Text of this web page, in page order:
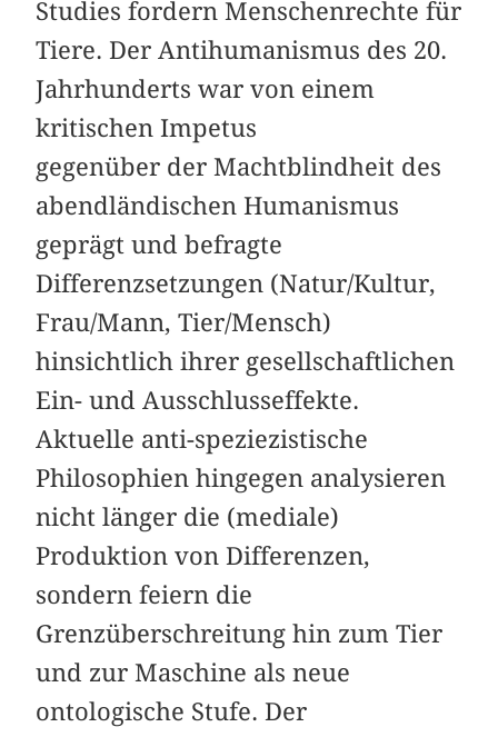
Studies fordern Menschenrechte für
Tiere. Der Antihumanismus des 20.
Jahrhunderts war von einem
kritischen Impetus
gegenüber der Machtblindheit des
abendländischen Humanismus
geprägt und befragte
Differenzsetzungen (Natur/Kultur,
Frau/Mann, Tier/Mensch)
hinsichtlich ihrer gesellschaftlichen
Ein- und Ausschlusseffekte.
Aktuelle anti-speziezistische
Philosophien hingegen analysieren
nicht länger die (mediale)
Produktion von Differenzen,
sondern feiern die
Grenzüberschreitung hin zum Tier
und zur Maschine als neue
ontologische Stufe. Der